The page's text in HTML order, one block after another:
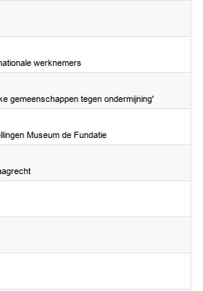
werknemers
gemeenschappen tegen ondermijning'
Museum de Fundatie